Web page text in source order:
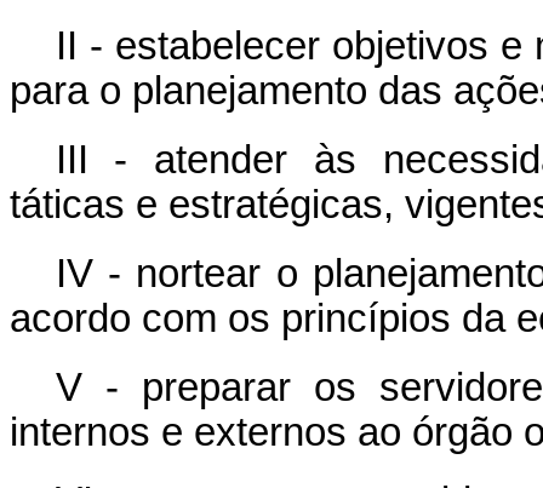
II - estabelecer objetivos e
para o planejamento das
III - atender às
táticas e estratégicas,
IV - nortear o
acordo com os princípios da
V - preparar os
internos e externos ao órgão